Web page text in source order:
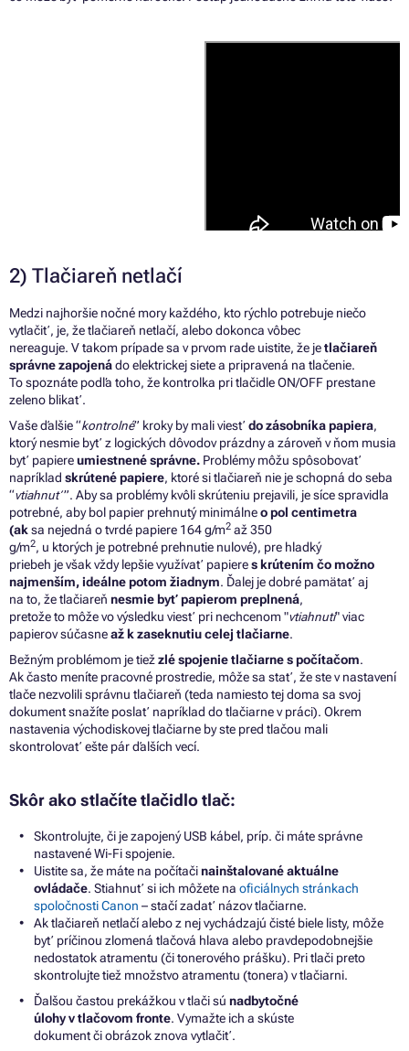
2) Tlačiareň netlačí
Medzi najhoršie nočné mory každého, kto rýchlo potrebuje niečo
vytlačiť, je, žetlačiareň netlačí, alebo dokonca vôbec
nereaguje. Vtakom prípadesa v prvom rade uistite, že jetlačiareň
správne zapojenádoelektrickej sietea pripravená na tlačenie.
Tospoznáte podľa toho, že kontrolka pritlačidle ON/OFF prestane
zeleno blikať.
Vaše ďalšie “kontrolné” krokybymali viesť do zásobníka papiera,
ktorý nesmie byť z logických dôvodov prázdnya zároveň vňom musia
byť papiereumiestnené správne. Problémy môžu spôsobovať
napríklad skrútené papiere, ktorésitlačiareň nie je schopná doseba
“vtiahnuť”. Abysa problémy kvôli skrúteniu prejavili, jesíce spravidla
potrebné, aby bol papier prehnutý minimálneopol centimetra
(ak sa nejedná o tvrdé papiere 164 g/m2 až350
g/m2, u ktorých je potrebné prehnutie nulové), pre hladký
priebeh jevšak vždy lepšie využívať papieres krútením čomožno
najmenším, ideálne potom žiadnym. Ďalej jedobré pamätať aj
na to, žetlačiareň nesmie byť papierom preplnená,
pretožeto môževovýsledku viesť pri nechcenom "vtiahnutí" viac
papierov súčasneaž k zaseknutiu celej tlačiarne.
Bežným problémom jetiežzlé spojenie tlačiarnespočítačom.
Ak často meníte pracovné prostredie, môžesa stať, žestevnastavení
tlače nezvolili správnu tlačiareň (teda namiestotejdoma sa svoj
dokument snažíte poslať napríklad dotlačiarnevpráci). Okrem
nastavenia východiskovej tlačiarne by ste pred tlačou mali
skontrolovať ešte pár ďalších vecí.
Skôr ako stlačíte tlačidlo tlač:
Skontrolujte, či jezapojený USB kábel, príp. či máte správne
nastavené Wi-Fi spojenie.
Uistite sa, že máte na počítačinainštalované aktuálne
ovládače. Stiahnuť si ich môžete na oficiálnych stránkach
spoločnosti Canon –stačí zadať názov tlačiarne.
Ak tlačiareň netlačí aleboz nej vychádzajú čisté biele listy, môže
byť príčinou zlomená tlačová hlava alebo pravdepodobnejšie
nedostatok atramentu (či tonerového prášku). Pri tlači preto
skontrolujte tiež množstvo atramentu (tonera) vtlačiarni.
Ďalšou častou prekážkou vtlači sú nadbytočné
úlohyvtlačovom fronte. Vymažte ich a skúste
dokumentčiobrázok znova vytlačiť.